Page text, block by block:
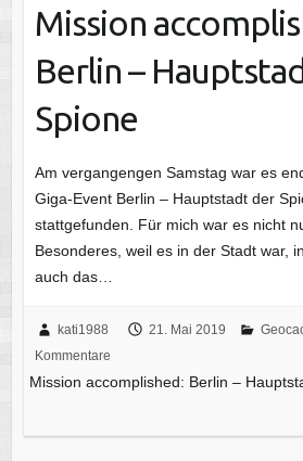
Mission
Berlin –
Spione
Am vergangengen Samstag war es
Giga-Event Berlin – Hauptstadt der
stattgefunden. Für mich war es nicht
Besonderes, weil es in der Stadt war,
auch das…
kati1988 21. Mai 2019
Kommentare
Mission accomplished: Berlin –